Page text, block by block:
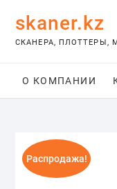
content
skaner.kz
СКАНЕРА, ПЛОТТЕРЫ,
О КОМПАНИИ
Распродажа!